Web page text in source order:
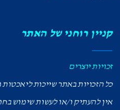
קניין רוחני של האתר
זכויות יוצרים
כל הזכויות באתר שייכות ליאכטות
אין להעתיק ו/או לעשות שימוש